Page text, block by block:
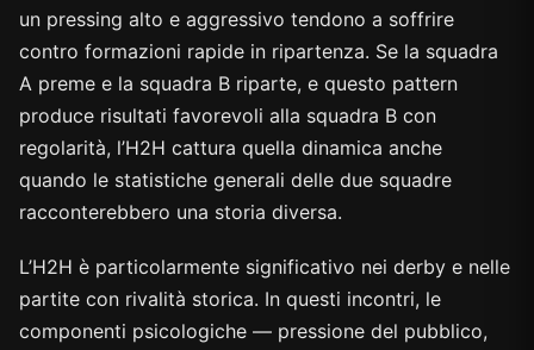
un pressing alto e aggressivo tendono a soffrire
contro formazioni rapide in ripartenza. Se la squadra
A preme e la squadra B riparte, e questo pattern
produce risultati favorevoli alla squadra B con
regolarità, l’H2H cattura quella dinamica anche
quando le statistiche generali delle due squadre
racconterebbero una storia diversa.
L’H2H è particolarmente significativo nei derby e nelle
partite con rivalità storica. In questi incontri, le
componenti psicologiche — pressione del pubblico,